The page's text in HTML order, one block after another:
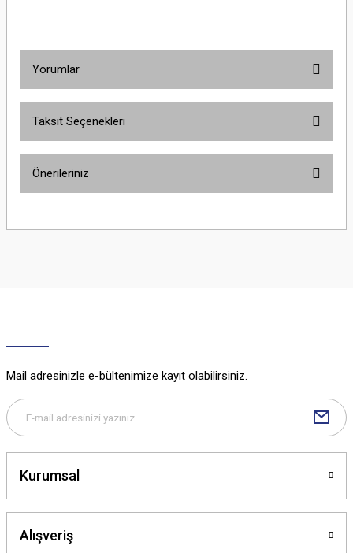
Yorumlar
Taksit Seçenekleri
Önerileriniz
yetersiz gördüğünüz noktaları öneri formunu kullanarak tarafımıza
Bu ürüne benzer farklı alternatifler olmalı.
Mail adresinizle e-bültenimize kayıt olabilirsiniz.
Kurumsal
Alışveriş